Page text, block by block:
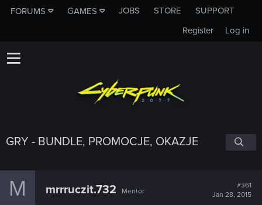
FORUMS GAMES JOBS STORE
SUPPORT
Log in
Register
GRY - BUNDLE, PROMOCJE, OKAZJE
M mrrruczit.732 Mentor
#361
Jan 28, 2015